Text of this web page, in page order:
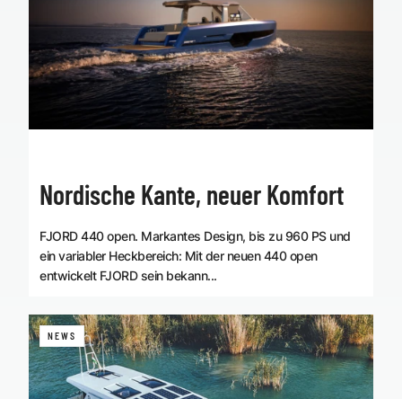
Nordische Kante, neuer Komfort
FJORD 440 open. Markantes Design, bis zu 960 PS und
ein variabler Heckbereich: Mit der neuen 440 open
entwickelt FJORD sein bekann...
NEWS